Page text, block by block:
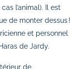
l’animal). Il est
de monter dessus !
et personnel
de Jardy.
de